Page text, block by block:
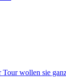
wollen sie